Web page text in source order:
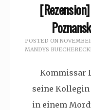
POSTED ON
MANDYS
Kommissar
seine
in einem